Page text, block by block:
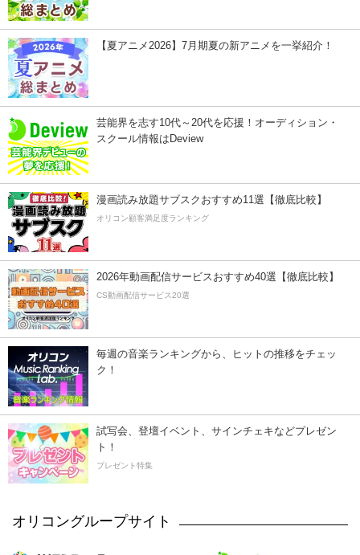
【夏アニメ2026】7月期夏の新アニメを一挙紹介！
芸能界を志す10代～20代を応援！オーディション・
スクール情報はDeview
漫画読み放題サブスクおすすめ11選【徹底比較】
オリコン顧客満足度ランキング
2026年動画配信サービスおすすめ40選【徹底比較】
CS動画配信サービス20選
毎週の音楽ランキングから、ヒットの推移をチェッ
ク！
試写会、登壇イベント、サインチェキなどプレゼン
ト！
プレゼント特集
オリコングループサイト